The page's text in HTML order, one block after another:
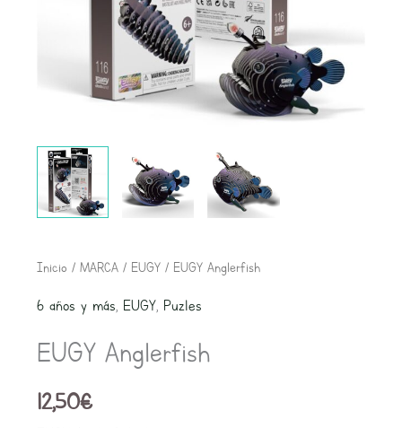
Inicio / MARCA/ EUGY/ EUGY Anglerfish
6 años y más, EUGY, Puzles
EUGY Anglerfish
12,50€
EUGY
cantidad